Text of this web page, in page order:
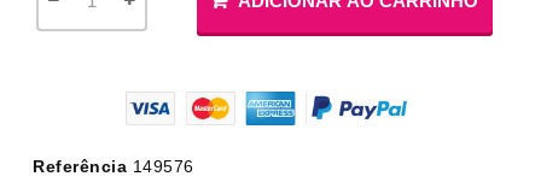
Referência 149576